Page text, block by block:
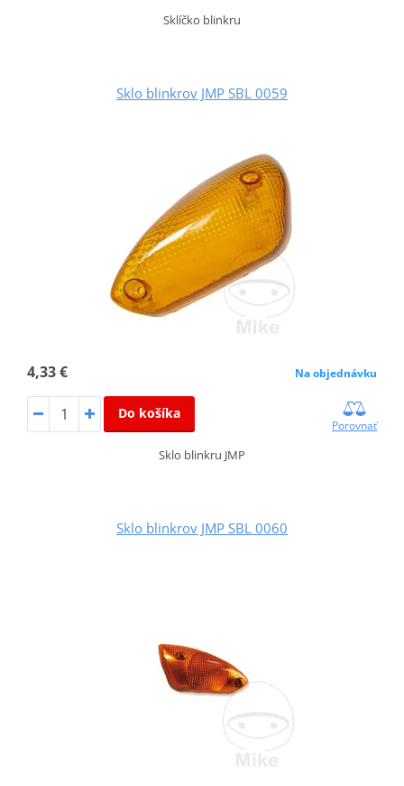
Sklíčko blinkru
Sklo blinkrov JMP SBL 0059
4,33 € Na objednávku
Do košíka
Porovnať
Sklo blinkru JMP
Sklo blinkrov JMP SBL 0060